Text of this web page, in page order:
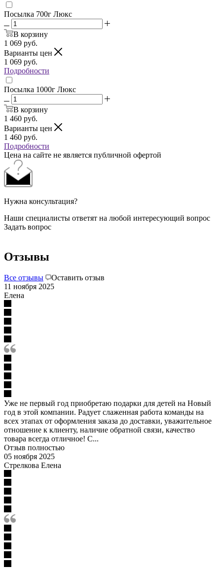
Посылка 700г Люкс
В корзину
1 069 руб.
Варианты цен
1 069 руб.
Подробности
Посылка 1000г Люкс
В корзину
1 460 руб.
Варианты цен
1 460 руб.
Подробности
Цена на сайте не является публичной офертой
Нужна консультация?
Наши специалисты ответят на любой интересующий вопрос
Задать вопрос
Отзывы
Все отзывы
Оставить отзыв
11 ноября 2025
Елена
Уже не первый год приобретаю подарки для детей на Новый
год в этой компании. Радует слаженная работа команды на
всех этапах от оформления заказа до доставки, уважительное
отношение к клиенту, наличие обратной связи, качество
товара всегда отличное! С...
Отзыв полностью
05 ноября 2025
Стрелкова Елена